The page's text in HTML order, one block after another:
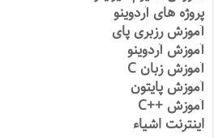
پروژه های آردوینو
آموزش رزبری پای
آموزش آردوینو
آموزش زبان C
آموزش پایتون
آموزش ++C
اینترنت اشیاء